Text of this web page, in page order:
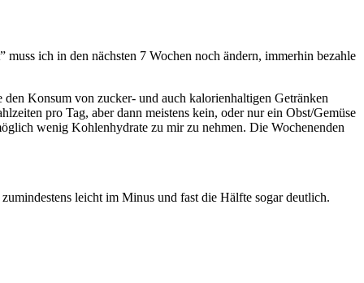
ich in den nächsten 7 Wochen noch ändern, immerhin bezahle
Konsum von zucker- und auch kalorienhaltigen Getränken
pro Tag, aber dann meistens kein, oder nur ein Obst/Gemüse
wenig Kohlenhydrate zu mir zu nehmen. Die Wochenenden
leicht im Minus und fast die Hälfte sogar deutlich.